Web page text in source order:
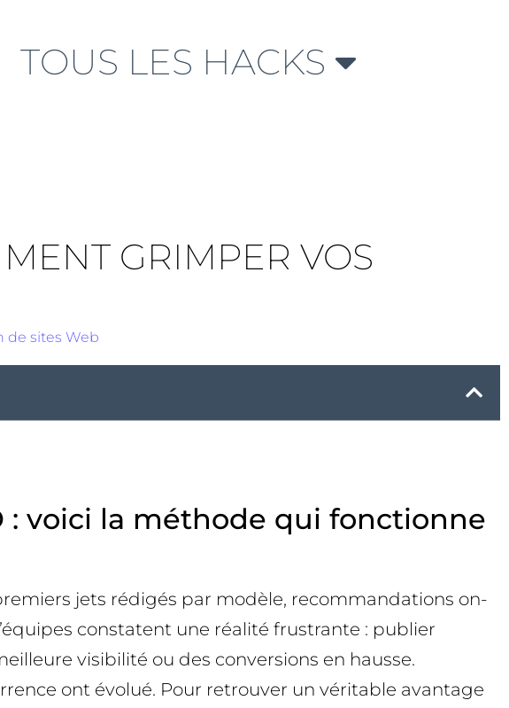
TOUS LES HACKS
GRIMPER VOS
de sites Web
: voici la méthode qui fonctionne
jets rédigés par modèle, recommandations on-
constatent une réalité frustrante : publier
visibilité ou des conversions en hausse.
ont évolué. Pour retrouver un véritable avantage